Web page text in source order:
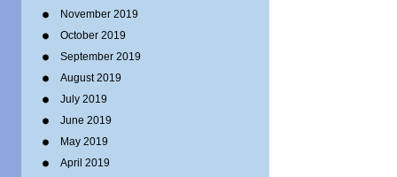
November 2019
October 2019
September 2019
August 2019
July 2019
June 2019
May 2019
April 2019